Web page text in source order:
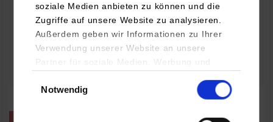
soziale Medien anbieten zu können und die
Zugriffe auf unsere Website zu analysieren.
Außerdem geben wir Informationen zu Ihrer
Verwendung unserer Website an unsere
Partner für soziale Medien, Werbung und
YouTube, Google Maps) führen diese
Daten zusammen, die Sie ihnen bereitgestellt
Notwendig
Im Mittelpunkt stehen elektrische Antriebe, moderne
Batterietechnologien und innovative Fahrzeugkonzepte für
nachhaltige Mobilität in Stadt und…